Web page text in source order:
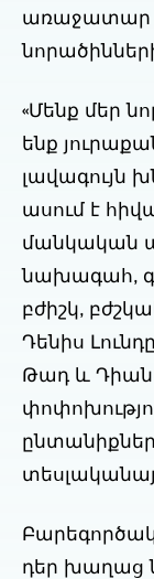
առաջատար
«Մենք մեր
ենք
լավագույն
ասում է
մանկական
նախագահ,
բժիշկ,
Դենիս
Թադ և Դիան
դեր խաղաց